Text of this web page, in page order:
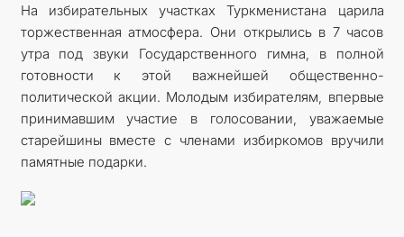
На избирательных участках Туркменистана царила
торжественная атмосфера. Они открылись в 7 часов
утра под звуки Государственного гимна, в полной
готовности к этой важнейшей общественно-
политической акции. Молодым избирателям, впервые
принимавшим участие в голосовании, уважаемые
старейшины вместе с членами избиркомов вручили
памятные подарки.